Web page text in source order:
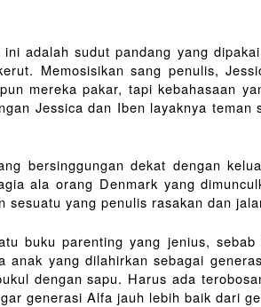
ini adalah sudut pandang yang
Memosisikan sang penulis,
mereka pakar, tapi kebahasaan
Jessica dan Iben layaknya
bersinggungan dekat dengan
ala orang Denmark yang
sesuatu yang penulis rasakan dan
buku parenting yang jenius,
anak yang dilahirkan sebagai
dengan sapu. Harus ada
generasi Alfa jauh lebih baik dari